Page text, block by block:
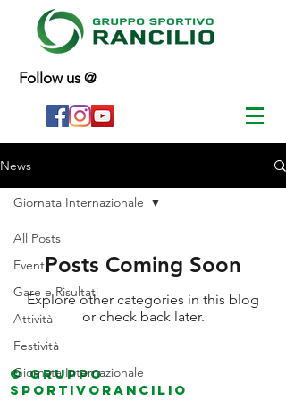
Follow us @
News
All Posts
Eventi
Gare e Risultati
Attività
Festività
Giornata Internazionale
Giornata Internazionale
Posts Coming Soon
Explore other categories in this blog
or check back later.
© Gruppo
sportivorancilio